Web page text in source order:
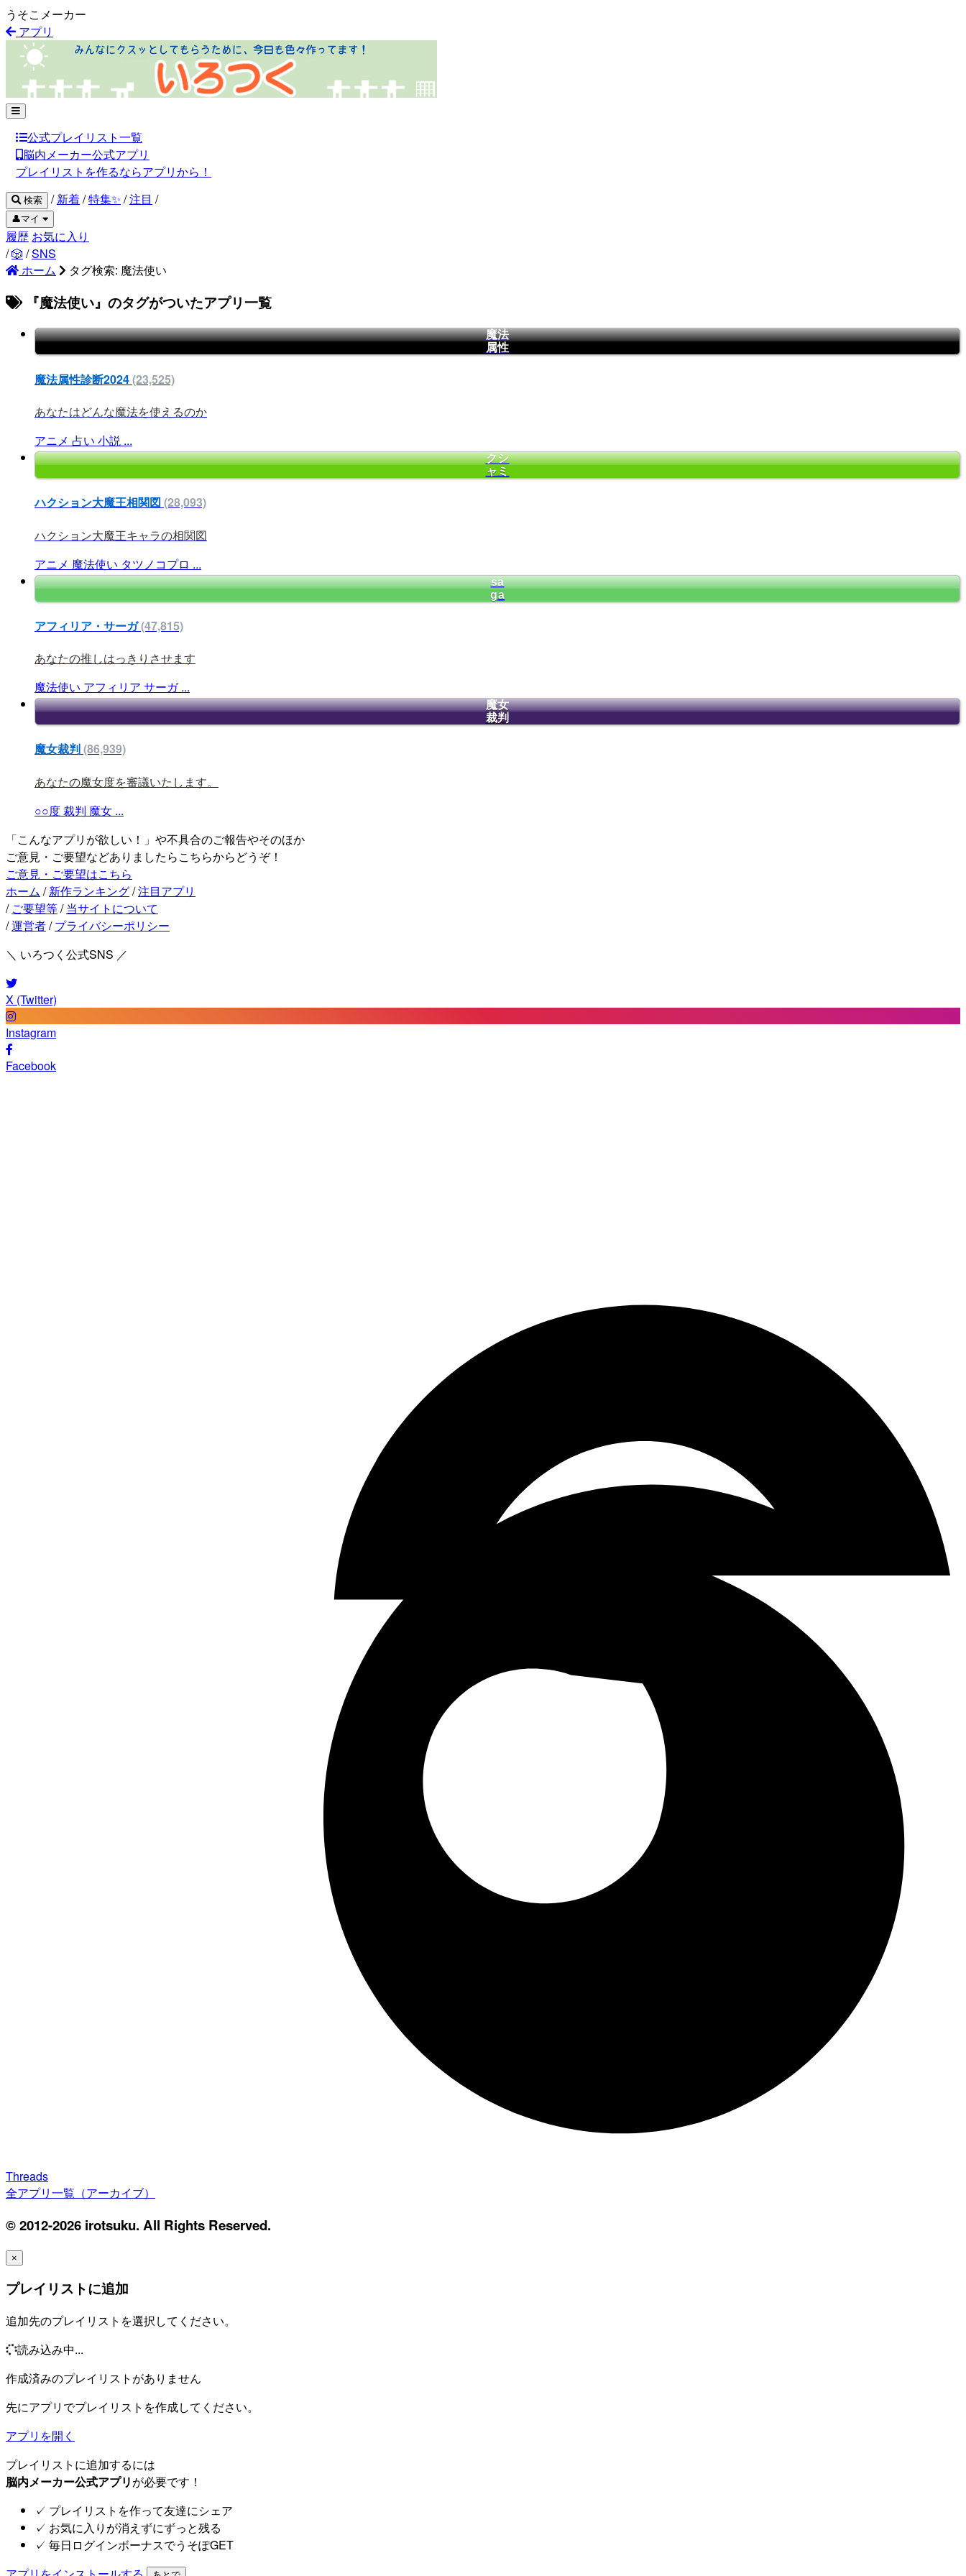
うそこメーカー
アプリ
公式プレイリスト一覧
脳内メーカー公式アプリ
プレイリストを作るならアプリから！
検索 / 新着/特集✨ /注目 /
👤マイ
履歴 お気に入り
/🎲 /SNS
ホーム
タグ検索: 魔法使い
『魔法使い』のタグがついたアプリ一覧
魔法
属性
魔法属性診断2024(23,525)
あなたはどんな魔法を使えるのか
アニメ 占い 小説 ...
クシ
ャミ
ハクション大魔王相関図 (28,093)
ハクション大魔王キャラの相関図
アニメ 魔法使い タツノコプロ ...
sa
ga
アフィリア・サーガ(47,815)
あなたの推しはっきりさせます
魔法使い アフィリア サーガ ...
魔女
裁判
魔女裁判(86,939)
あなたの魔女度を審議いたします。
○○度裁判 魔女 ...
「こんなアプリが欲しい！」や不具合のご報告やそのほか
ご意見・ご要望などありましたらこちらからどうぞ！
ご意見・ご要望はこちら
ホーム / 新作ランキング/注目アプリ
/ ご要望等/ 当サイトについて
/運営者/ プライバシーポリシー
＼ いろつく公式SNS ／
X (Twitter)
Instagram
Facebook
Threads
全アプリ一覧（アーカイブ）
© 2012-2026 irotsuku. All Rights Reserved.
×
プレイリストに追加
追加先のプレイリストを選択してください。
読み込み中...
作成済みのプレイリストがありません
先にアプリでプレイリストを作成してください。
アプリを開く
プレイリストに追加するには
脳内メーカー公式アプリが必要です！
✓ プレイリストを作って友達にシェア
✓ お気に入りが消えずにずっと残る
✓ 毎日ログインボーナスでうそぽGET